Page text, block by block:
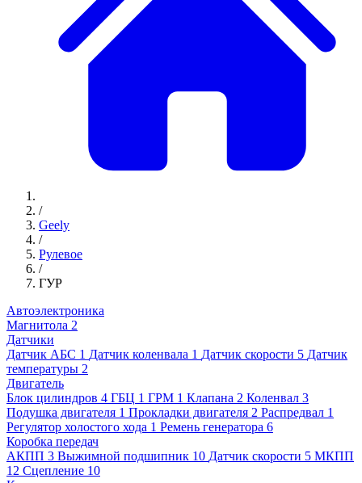
/
Geely
/
Рулевое
/
ГУР
Автоэлектроника
Магнитола 2
Датчики
Датчик АБС 1 Датчик коленвала 1 Датчик скорости 5 Датчик
температуры 2
Двигатель
Блок цилиндров 4 ГБЦ 1 ГРМ 1 Клапана 2 Коленвал 3
Подушка двигателя 1 Прокладки двигателя 2 Распредвал 1
Регулятор холостого хода 1 Ремень генератора 6
Коробка передач
АКПП 3 Выжимной подшипник 10 Датчик скорости 5 МКПП
12 Сцепление 10